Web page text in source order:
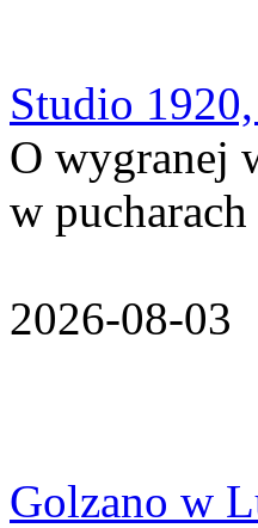
Studio
O wygranej
w
2026-08-
Golzano w